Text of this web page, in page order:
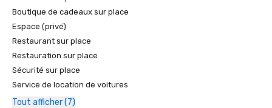
Boutique de cadeaux sur place
Espace (privé)
Restaurant sur place
Restauration sur place
Sécurité sur place
Service de location de voitures
Tout afficher (7)